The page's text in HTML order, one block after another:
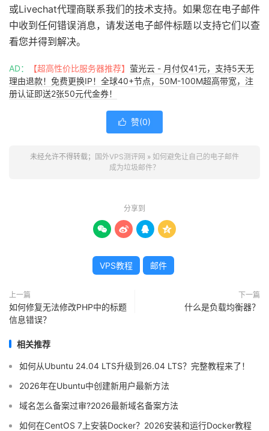
或Livechat代理商联系我们的技术支持。如果您在电子邮件
中收到任何错误消息，请发送电子邮件标题以支持它们以查
看您并得到解决。
AD： 【超高性价比服务器推荐】 萤光云 - 月付仅41元，支持5天无
理由退款！免费更换IP！全球40+节点，50M-100M超高带宽，注
册认证即送2张50元代金券！
 赞(0)
未经允许不得转载； 国外VPS测评网 » 如何避免让自己的电子邮件
成为垃圾邮件？
分享到
   
VPS教程 邮件
上一篇
如何修复无法修改PHP中的标题
信息错误？
下一篇
什么是负载均衡器？
相关推荐
如何从Ubuntu 24.04 LTS升级到26.04 LTS？完整教程来了！
2026年在Ubuntu中创建新用户最新方法
域名怎么备案过审?2026最新域名备案方法
如何在CentOS 7上安装Docker？2026安装和运行Docker教程